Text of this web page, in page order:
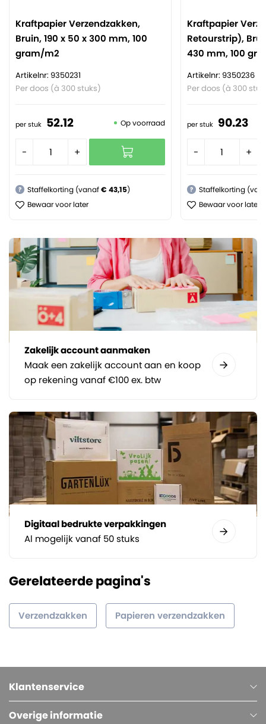
Kraftpapier Verzendzakken,
Bruin, 190 x 50 x 300 mm, 100
gram/m2
Artikelnr: 9350231
Per doos (à 300 stuks)
per stuk 52.12 Op voorraad
- +
? Staffelkorting (vanaf€ 43,15)
Bewaar voor later
Kraftpapier
Retourstrip),
430 mm, 100
Artikelnr: 9350236
Per doos (à 300
per stuk 90.23
- +
?
Staffelkorting
Bewaar voor later
Zakelijk account aanmaken
Maak een zakelijk account aan en koop
op rekening vanaf €100 ex. btw
Digitaal bedrukte verpakkingen
Al mogelijk vanaf 50 stuks
Gerelateerde pagina's
Verzendzakken Papieren verzendzakken
Klantenservice
Overige informatie